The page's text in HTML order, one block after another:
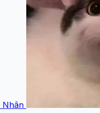
Nhân